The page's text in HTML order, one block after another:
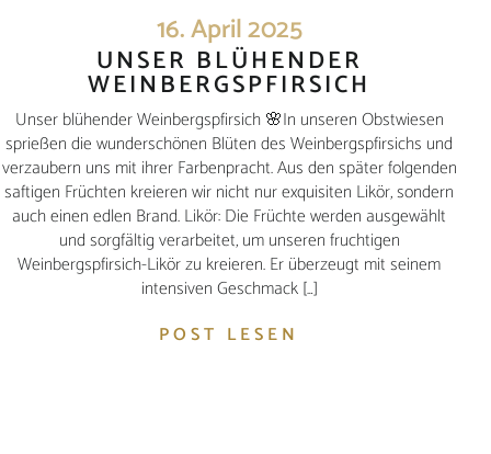
16. April 2025
UNSER BLÜHENDER
WEINBERGSPFIRSICH
Unser blühender Weinbergspfirsich 🌸In unseren Obstwiesen
sprießen die wunderschönen Blüten des Weinbergspfirsichs und
verzaubern uns mit ihrer Farbenpracht. Aus den später folgenden
saftigen Früchten kreieren wir nicht nur exquisiten Likör, sondern
auch einen edlen Brand. Likör: Die Früchte werden ausgewählt
und sorgfältig verarbeitet, um unseren fruchtigen
Weinbergspfirsich-Likör zu kreieren. Er überzeugt mit seinem
intensiven Geschmack […]
POST LESEN